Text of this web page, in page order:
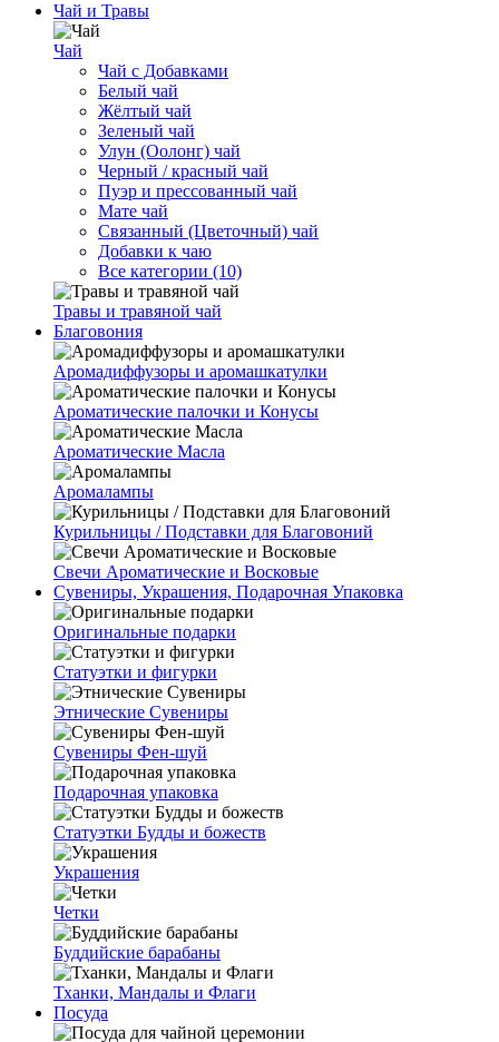
Чай и Травы
Чай
Чай с Добавками
Белый чай
Жёлтый чай
Зеленый чай
Улун (Оолонг) чай
Черный / красный чай
Пуэр и прессованный чай
Мате чай
Связанный (Цветочный) чай
Добавки к чаю
Все категории (10)
Травы и травяной чай
Благовония
Аромадиффузоры и аромашкатулки
Ароматические палочки и Конусы
Ароматические Масла
Аромалампы
Курильницы / Подставки для Благовоний
Свечи Ароматические и Восковые
Сувениры, Украшения, Подарочная Упаковка
Оригинальные подарки
Статуэтки и фигурки
Этнические Сувениры
Сувениры Фен-шуй
Подарочная упаковка
Статуэтки Будды и божеств
Украшения
Четки
Буддийские барабаны
Тханки, Мандалы и Флаги
Посуда